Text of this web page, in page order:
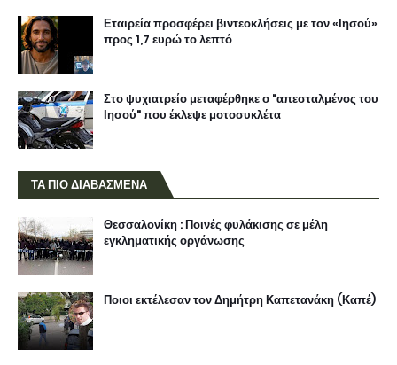
Εταιρεία προσφέρει βιντεοκλήσεις με τον «Ιησού»
προς 1,7 ευρώ το λεπτό
Στο ψυχιατρείο μεταφέρθηκε ο "απεσταλμένος του
Ιησού" που έκλεψε μοτοσυκλέτα
ΤΑ ΠΙΟ ΔΙΑΒΑΣΜΕΝΑ
Θεσσαλονίκη : Ποινές φυλάκισης σε μέλη
εγκληματικής οργάνωσης
Ποιοι εκτέλεσαν τον Δημήτρη Καπετανάκη (Καπέ)